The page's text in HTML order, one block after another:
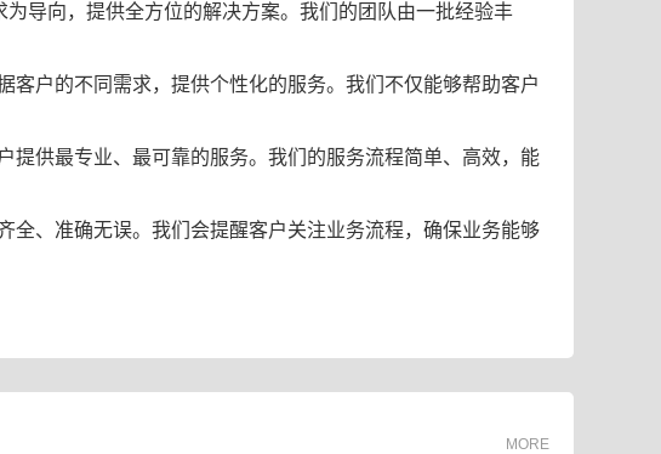
导向，提供全方位的解决方案。我们的团队由一批经验丰
户的不同需求，提供个性化的服务。我们不仅能够帮助客户
供最专业、最可靠的服务。我们的服务流程简单、高效，能
、准确无误。我们会提醒客户关注业务流程，确保业务能够
MORE